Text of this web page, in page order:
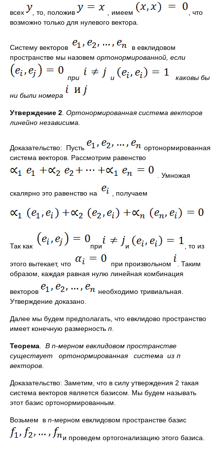
всех то, поло­жив имеем
, что
возможно только для нулевого вектора.
Систему векторов
в евклидовом
пространстве мы назовем ортонормированной , если
при и каковы бы
ни были номера
Утверждение 2 . Ортонормированная система векторов
линейно независима.
Доказательство: Пусть
ортонорми­рованная
система векторов. Рассмотрим равенство
. Умножая
скалярно это равенство на , получаем
Так как при и , то из
этого вытекает, что при произвольном
. Таким
образом, каждая равная нулю линейная комбинация
векторов
необходимо тривиальная.
Утверждение доказано.
Далее мы будем предполагать, что евклидово про­странство
имеет конечную размерность п
Теорема В n-мерном евклидовом пространстве
существует ортонормированная система из п
векторов
Доказательство: Заметим, что в силу утверждения 2 такая
система векторов является базисом. Мы будем называть
этот базис ортонормированным.
Возьмем в n-мерном евклидовом пространстве базис
и проведем ортогонализацию этого базиса.